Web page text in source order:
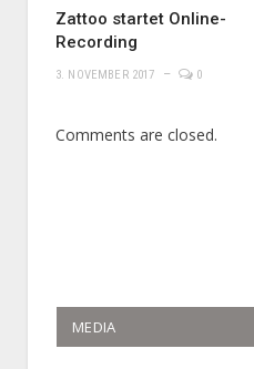
Zattoo startet Online-
Recording
3. NOVEMBER 2017 0
Comments are closed.
MEDIA